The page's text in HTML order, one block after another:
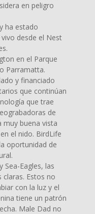
en peligro
ha estado
desde el Nest
en el Parque
Parramatta.
y financiado
que continúan
que trae
de
muy buena vista
el nido. BirdLife
oportunidad de
Sea-Eagles, las
claras. Estos no
con la luz y el
tiene un patrón
Male Dad no